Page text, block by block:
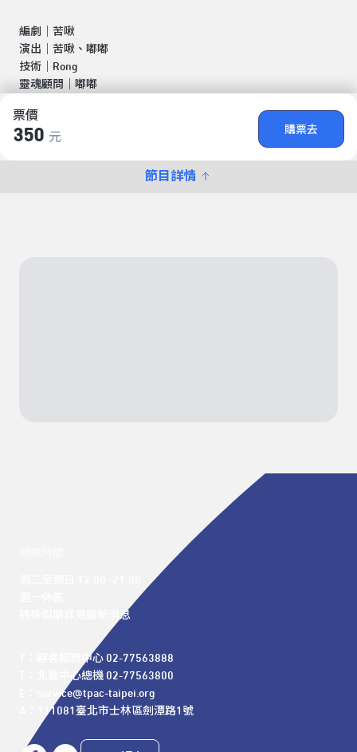
票價
350 元
購票去
節目詳情
編劇｜苦啾
演出｜苦啾、嘟嘟
技術｜Rong
靈魂顧問｜嘟嘟
特殊假期詳見最新消息
T：顧客服務中心 02-77563888
T：北藝中心總機 02-77563800
E：service@tpac-taipei.org
A：111081臺北市士林區劍潭路1號